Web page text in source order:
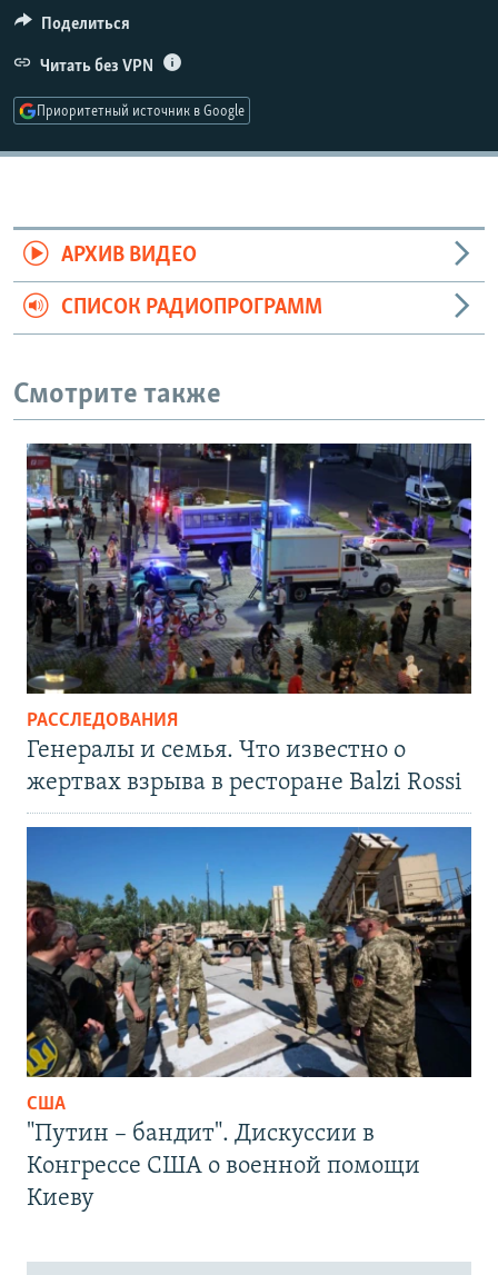
РАСПИСАНИЕ ВЕЩАНИЯ
ПОДПИШИТЕСЬ НА РАССЫЛКУ
СОЦИАЛЬНЫЕ СЕТИ
Все сайты РСЕ/РС
Поделиться
Читать без VPN
Приоритетный источник в Google
АРХИВ ВИДЕО
СПИСОК РАДИОПРОГРАММ
Смотрите также
РАССЛЕДОВАНИЯ
Генералы и семья. Что известно о
жертвах взрыва в ресторане Balzi Rossi
США
"Путин – бандит". Дискуссии в
Конгрессе США о военной помощи
Киеву